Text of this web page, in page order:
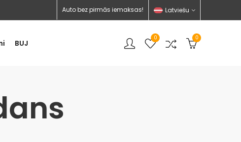
Auto bez pirmās iemaksas! Latviešu
BUJ
0 0